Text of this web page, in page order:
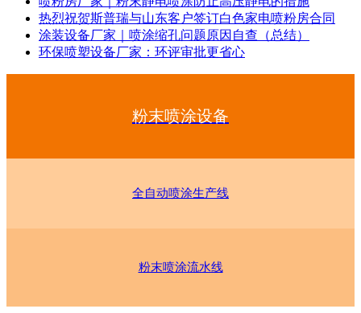
热烈祝贺斯普瑞与山东客户签订白色家电喷粉房合同
涂装设备厂家｜喷涂缩孔问题原因自查（总结）
环保喷塑设备厂家：环评审批更省心
粉末喷涂设备
全自动喷涂生产线
粉末喷涂流水线